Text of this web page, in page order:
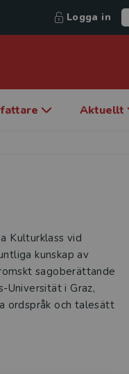
Logga in
Aktuellt
Kulturklass vid
kunskap av
sagoberättande
Universität i Graz,
ordspråk och talesätt